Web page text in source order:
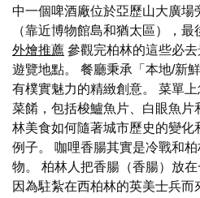
中一個啤酒廠位於亞歷山大廣
（靠近博物館島和猶太區），最
外燴推薦 參觀完柏林的這些必
遊覽地點。 餐廳秉承「本地/新
有樸實魅力的精緻創意。 菜單
菜餚，包括梭鱸魚片、白眼魚片
林美食如何隨著城市歷史的變化
例子。 咖哩香腸其實是冷戰和
物。 柏林人把香腸（香腸）放
因為駐紮在西柏林的英美士兵而